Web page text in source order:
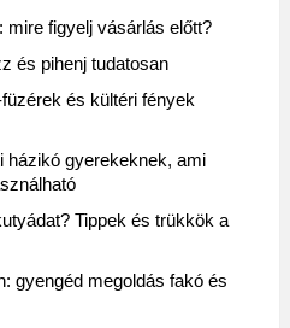
mire figyelj vásárlás előtt?
és pihenj tudatosan
és kültéri fények
házikó gyerekeknek, ami
Tippek és trükkök a
gyengéd megoldás fakó és